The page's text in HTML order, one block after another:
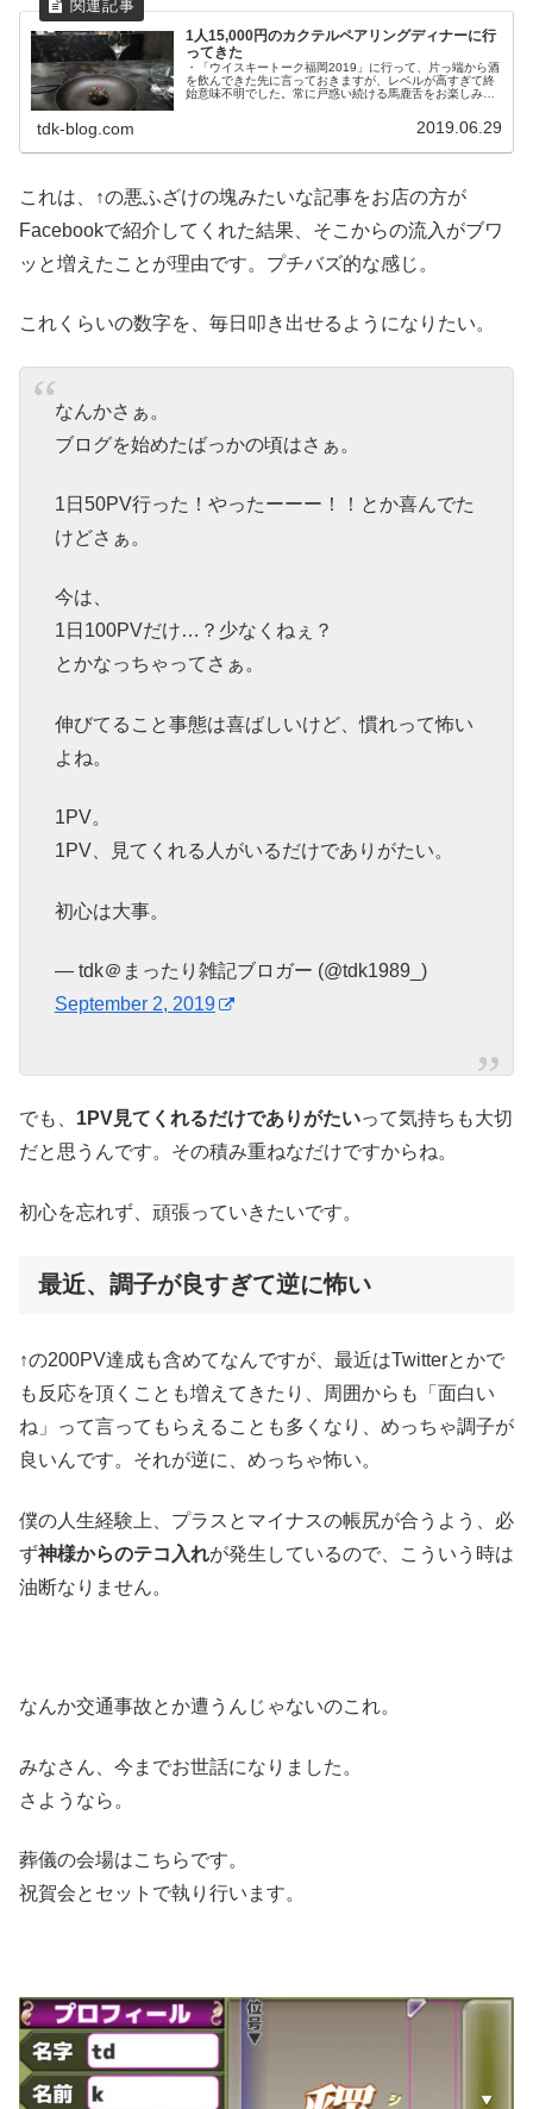
1人15,000円のカクテルペアリングディナーに行
ってきた
・「ウイスキートーク福岡2019」に行って、片っ端から酒
を飲んできた先に言っておきますが、レベルが高すぎて終
始意味不明でした。常に戸惑い続ける馬鹿舌をお楽しみく
tdk-blog.com 2019.06.29
これは、↑の悪ふざけの塊みたいな記事をお店の方が
Facebookで紹介してくれた結果、そこからの流入がブワ
ッと増えたことが理由です。プチバズ的な感じ。
これくらいの数字を、毎日叩き出せるようになりたい。
なんかさぁ。
ブログを始めたばっかの頃はさぁ。
1日50PV行った！やったーーー！！とか喜んでた
けどさぁ。
今は、
1日100PVだけ…？少なくねぇ？
とかなっちゃってさぁ。
伸びてること事態は喜ばしいけど、慣れって怖い
よね。
1PV。
1PV、見てくれる人がいるだけでありがたい。
初心は大事。
— tdk＠まったり雑記ブロガー (@tdk1989_)
September 2, 2019
でも、 1PV見てくれるだけでありがたいって気持ちも大切
だと思うんです。その積み重ねなだけですからね。
初心を忘れず、頑張っていきたいです。
最近、調子が良すぎて逆に怖い
↑の200PV達成も含めてなんですが、最近はTwitterとかで
も反応を頂くことも増えてきたり、周囲からも「面白い
ね」って言ってもらえることも多くなり、めっちゃ調子が
良いんです。それが逆に、めっちゃ怖い。
僕の人生経験上、プラスとマイナスの帳尻が合うよう、必
ず神様からのテコ入れが発生しているので、こういう時は
油断なりません。
なんか交通事故とか遭うんじゃないのこれ。
みなさん、今までお世話になりました。
さようなら。
葬儀の会場はこちらです。
祝賀会とセットで執り行います。